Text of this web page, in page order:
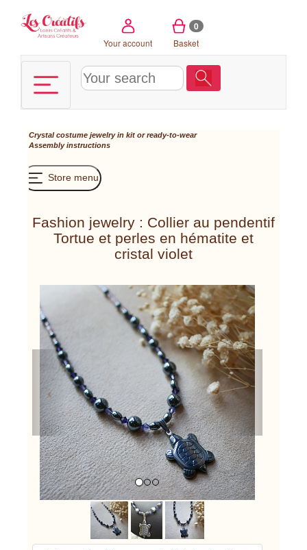
Your account
0
Basket
Crystal costume jewelry in kit or ready-to-wear
Assembly instructions
Store menu
Fashion jewelry : Collier au pendentif
Tortue et perles en hématite et
cristal violet
Previous Next